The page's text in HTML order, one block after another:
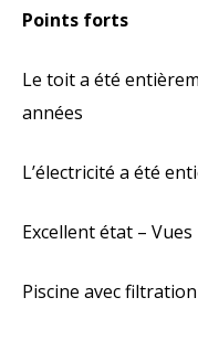
Points forts
Le toit a été
années
L’électricité a été
Excellent état – Vues
Piscine avec